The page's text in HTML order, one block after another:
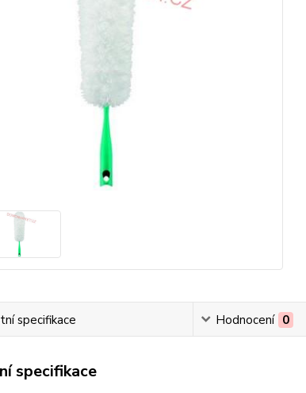
specifikace Hodnocení 0
specifikace